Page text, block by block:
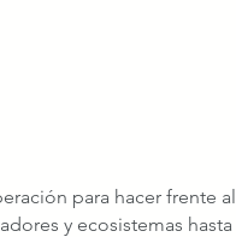
para hacer frente al
y ecosistemas hasta